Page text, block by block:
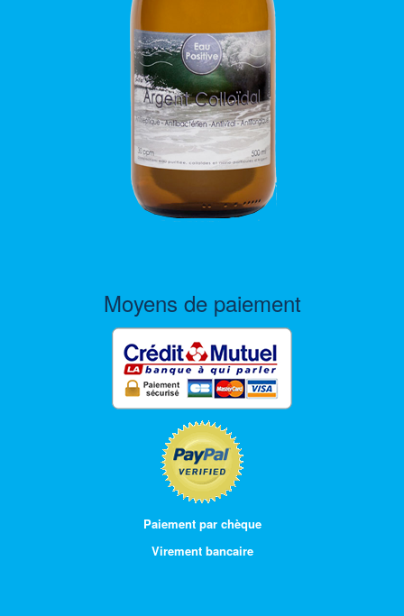
Moyens de paiement
Paiement par chèque
Virement bancaire